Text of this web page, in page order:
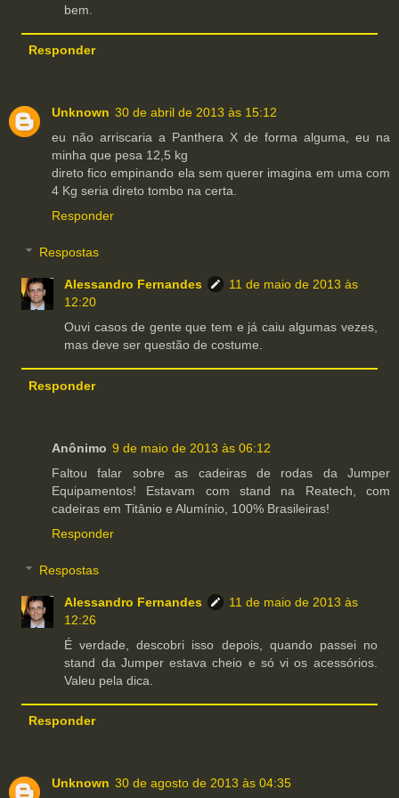
bem.
Responder
Unknown 30 de abril de 2013 às 15:12
eu não arriscaria a Panthera X de forma alguma, eu na
minha que pesa 12,5 kg
direto fico empinando ela sem querer imagina em uma com
4 Kg seria direto tombo na certa.
Responder
Respostas
Alessandro Fernandes
11 de maio de 2013 às
12:20
Ouvi casos de gente que tem e já caiu algumas vezes,
mas deve ser questão de costume.
Responder
Anônimo 9 de maio de 2013 às 06:12
Faltou falar sobre as cadeiras de rodas da Jumper
Equipamentos! Estavam com stand na Reatech, com
cadeiras em Titânio e Alumínio, 100% Brasileiras!
Responder
Respostas
Alessandro Fernandes
11 de maio de 2013 às
12:26
É verdade, descobri isso depois, quando passei no
stand da Jumper estava cheio e só vi os acessórios.
Valeu pela dica.
Responder
Unknown 30 de agosto de 2013 às 04:35